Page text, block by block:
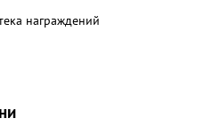
состава проказана
Тов. пысин летает
примерный
награждений